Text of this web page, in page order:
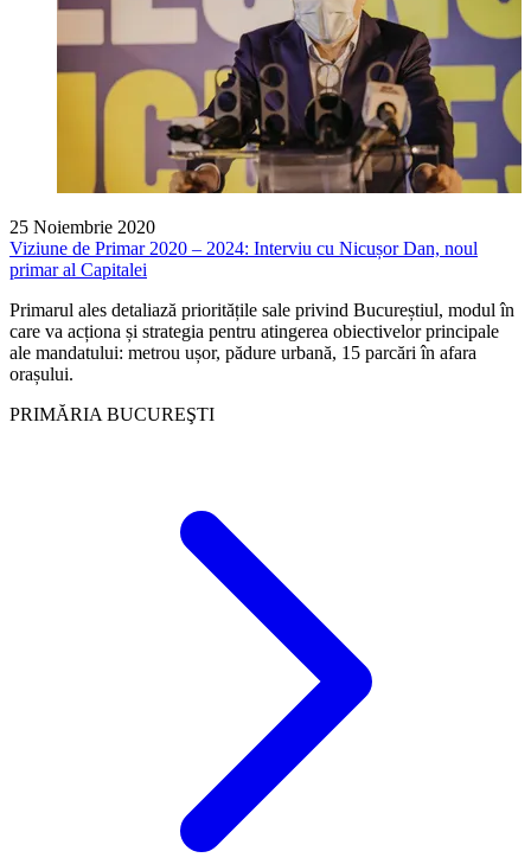
25 Noiembrie 2020
Viziune de Primar 2020 – 2024: Interviu cu Nicușor Dan, noul
primar al Capitalei
Primarul ales detaliază prioritățile sale privind Bucureștiul, modul în
care va acționa și strategia pentru atingerea obiectivelor principale
ale mandatului: metrou ușor, pădure urbană, 15 parcări în afara
orașului.
PRIMĂRIA BUCUREŞTI